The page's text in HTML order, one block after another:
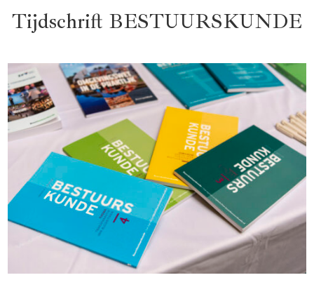
Tijdschrift BESTUURSKUNDE